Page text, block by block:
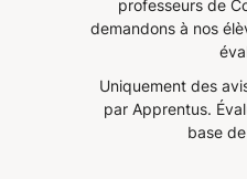
professeurs de
demandons à nos
Uniquement des
par Apprentus.
base de